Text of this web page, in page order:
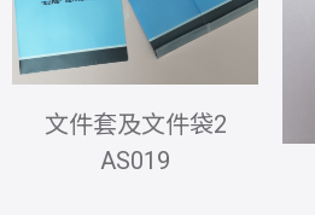
文件套及文件袋2
AS019